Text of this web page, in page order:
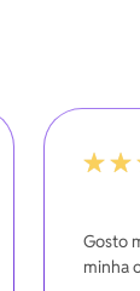
Gosto
minha